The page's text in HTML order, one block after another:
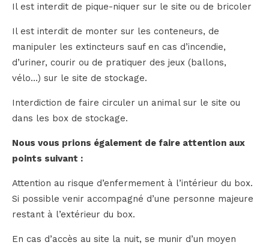
Il est interdit de pique-niquer sur le site ou de bricoler
Il est interdit de monter sur les conteneurs, de
manipuler les extincteurs sauf en cas d’incendie,
d’uriner, courir ou de pratiquer des jeux (ballons,
vélo…) sur le site de stockage.
Interdiction de faire circuler un animal sur le site ou
dans les box de stockage.
Nous vous prions également de faire attention aux
points suivant :
Attention au risque d’enfermement à l’intérieur du box.
Si possible venir accompagné d’une personne majeure
restant à l’extérieur du box.
En cas d’accès au site la nuit, se munir d’un moyen